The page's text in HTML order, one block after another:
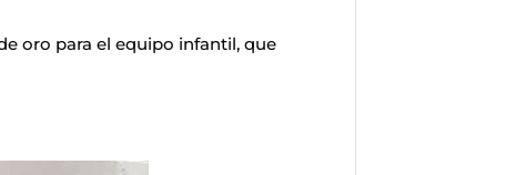
oro para el equipo infantil, que